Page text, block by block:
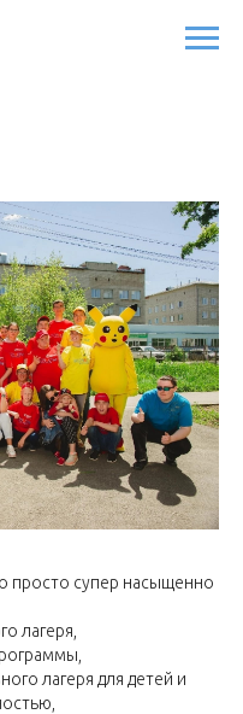
просто супер насыщенно
лагеря,
лагеря для детей и